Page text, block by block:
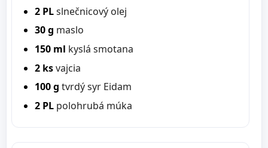
2 PLslnečnicový olej
30 g maslo
150 ml kyslá smotana
2 ksvajcia
100 g tvrdý syr Eidam
2 PL polohrubá múka